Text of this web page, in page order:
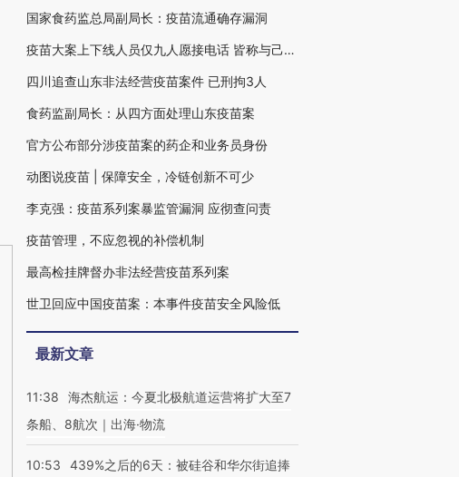
国家食药监总局副局长：疫苗流通确存漏洞
疫苗大案上下线人员仅九人愿接电话 皆称与己无关
四川追查山东非法经营疫苗案件 已刑拘3人
食药监副局长：从四方面处理山东疫苗案
官方公布部分涉疫苗案的药企和业务员身份
动图说疫苗 | 保障安全，冷链创新不可少
李克强：疫苗系列案暴监管漏洞 应彻查问责
疫苗管理，不应忽视的补偿机制
最高检挂牌督办非法经营疫苗系列案
世卫回应中国疫苗案：本事件疫苗安全风险低
最新文章
11:38
海杰航运：今夏北极航道运营将扩大至7
条船、8航次｜出海·物流
10:53
439%之后的6天：被硅谷和华尔街追捧